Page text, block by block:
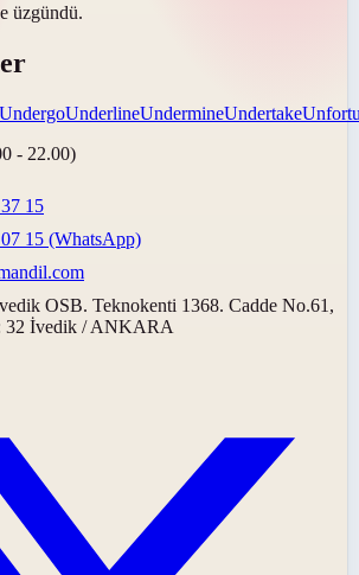
üzgündü.
UndergoUnderlineUndermineUndertake
- 22.00)
15
15 (WhatsApp)
OSB. Teknokenti 1368. Cadde No.61,
32 İvedik / ANKARA